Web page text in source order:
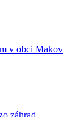
v obci Makov
záhrad